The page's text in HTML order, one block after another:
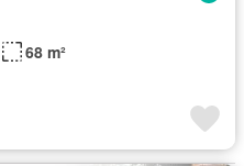
68 m²